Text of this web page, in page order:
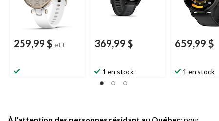
259,99 $ et+ 369,99 $
1 en stock
659,99 $
1 en stock